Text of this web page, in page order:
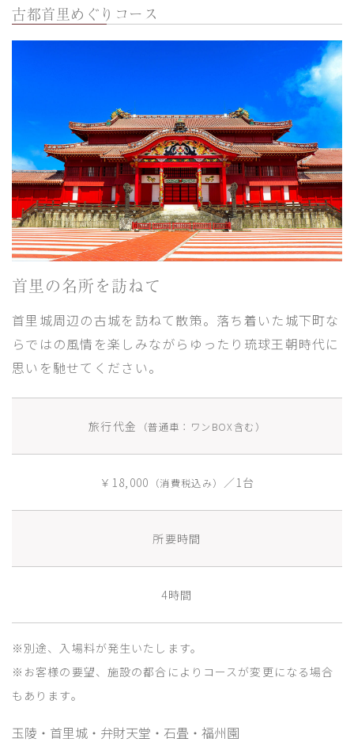
古都首里めぐりコース
首里の名所を訪ねて
首里城周辺の古城を訪ねて散策。落ち着いた城下町な
らではの風情を楽しみながらゆったり琉球王朝時代に
思いを馳せてください。
旅行代金 （普通車：ワンBOX含む）
￥18,000 （消費税込み） ／1台
所要時間
4時間
※別途、入場料が発生いたします。
※お客様の要望、施設の都合によりコースが変更になる場合
もあります。
玉陵・首里城・弁財天堂・石畳・福州園